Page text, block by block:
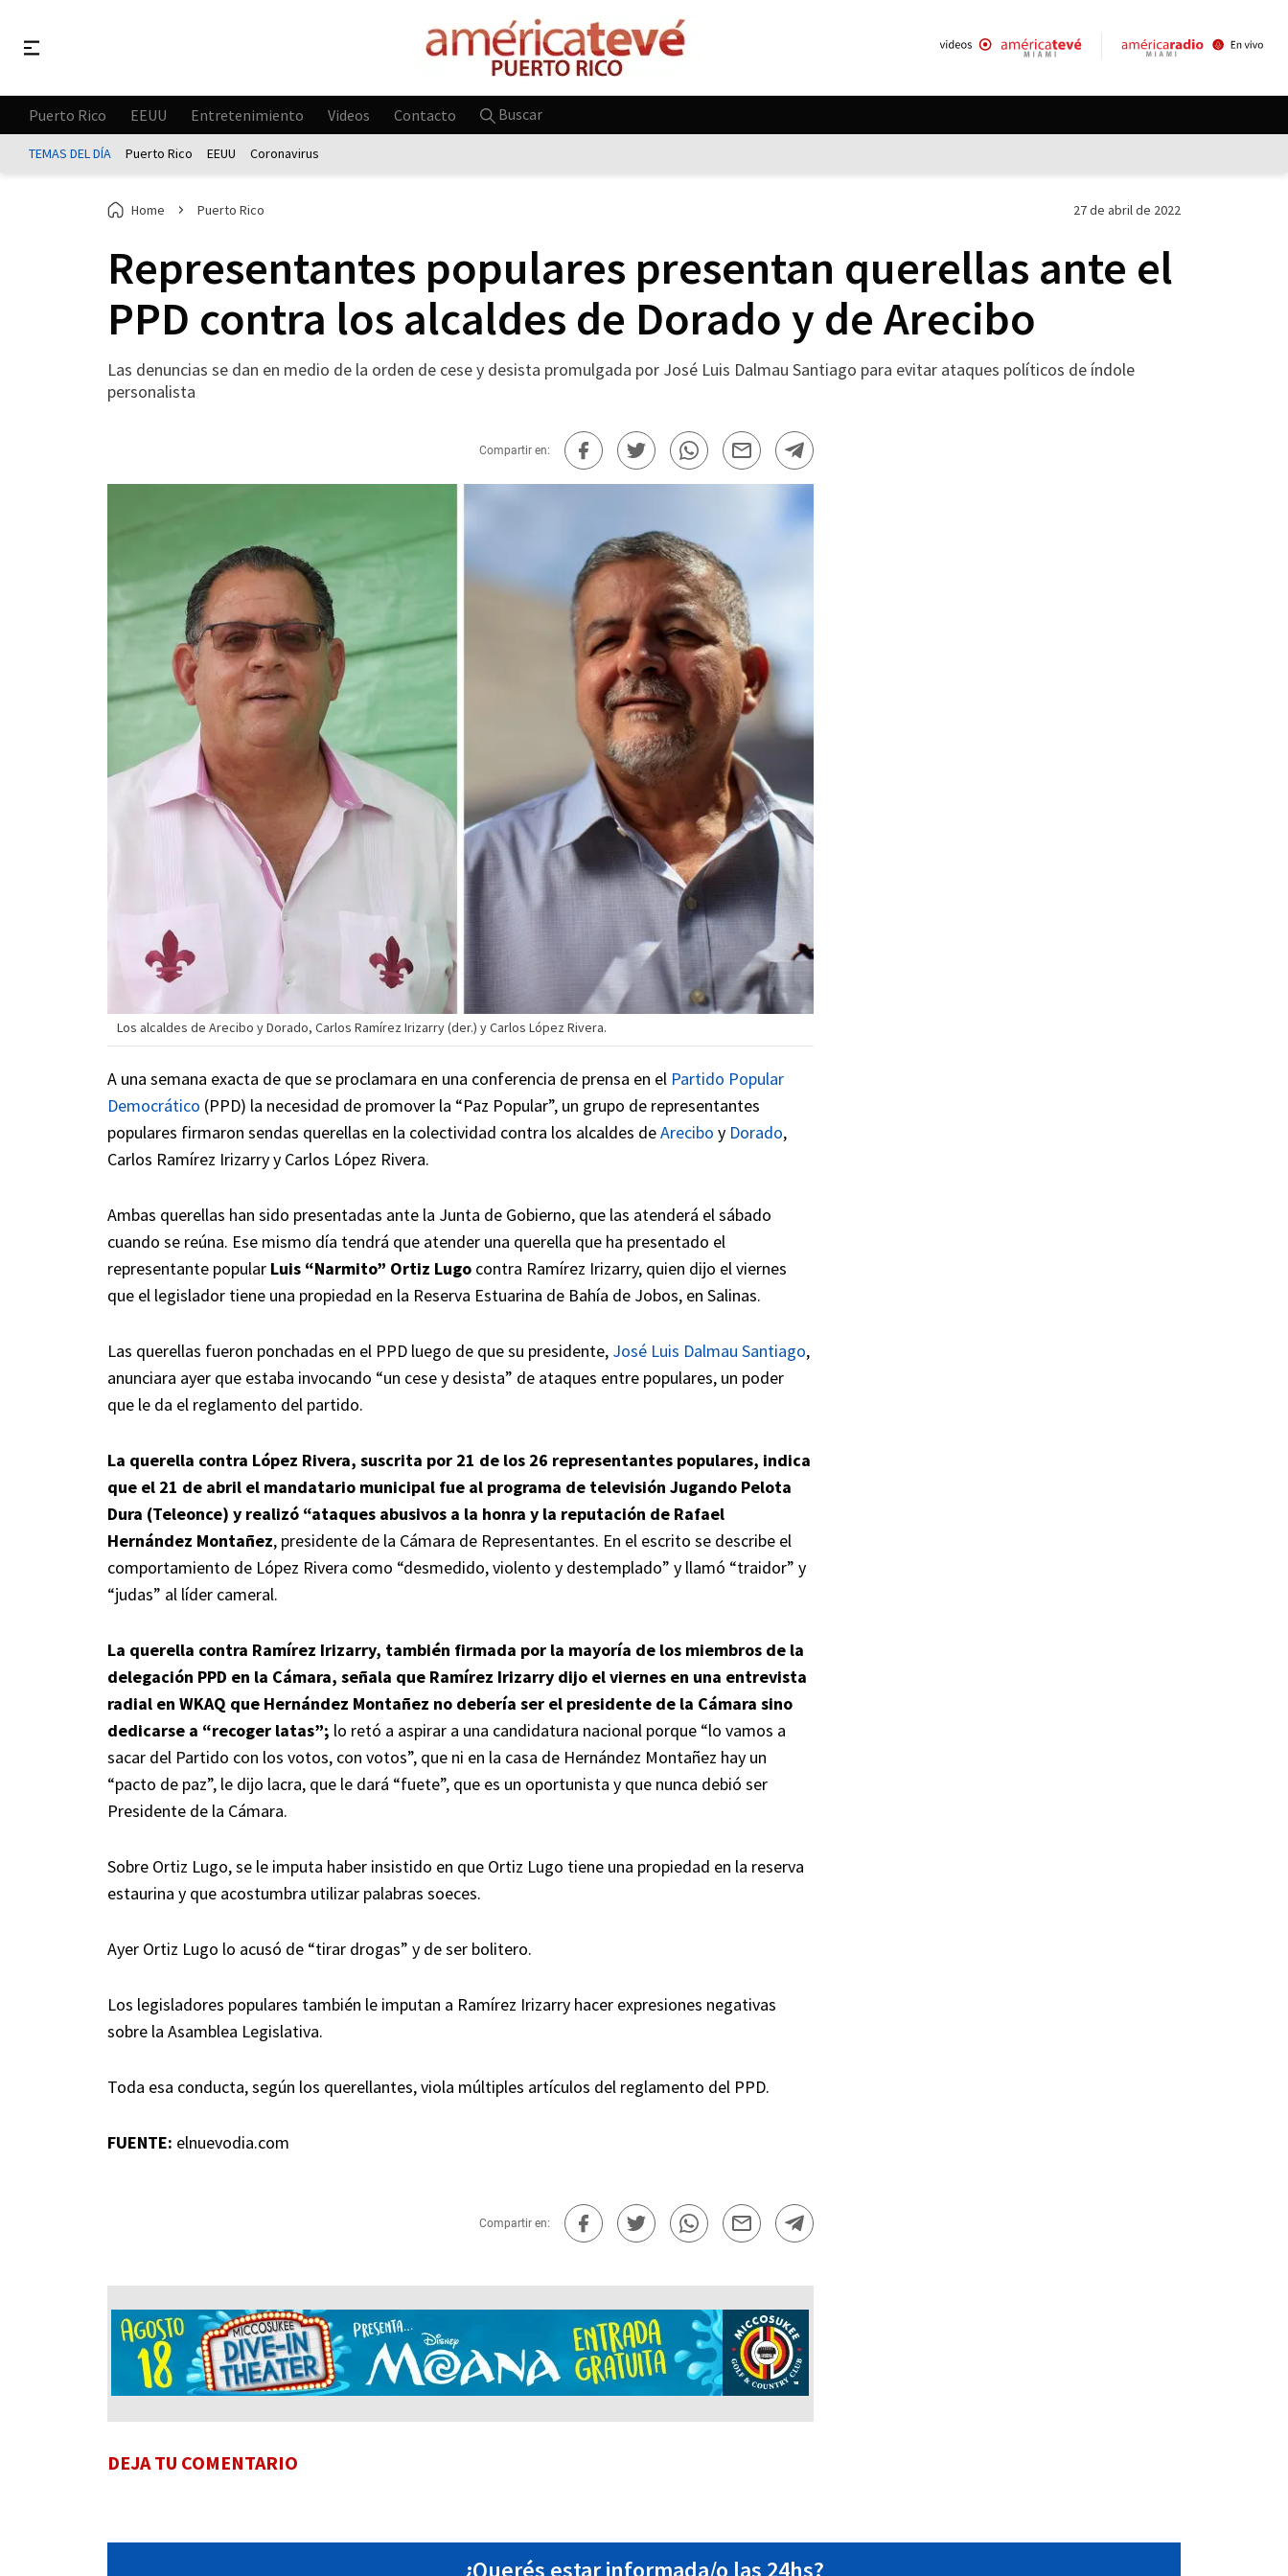
Puerto Rico EEUU Entretenimiento Videos Contacto Buscar
TEMAS DEL DÍA Puerto Rico EEUU Coronavirus
Home Puerto Rico 27 de abril de 2022
Representantes populares presentan querellas ante el
PPD contra los alcaldes de Dorado y de Arecibo
Las denuncias se dan en medio de la orden de cese y desista promulgada por José Luis Dalmau Santiago para evitar ataques políticos de índole
personalista
Compartir en:
Los alcaldes de Arecibo y Dorado, Carlos Ramírez Irizarry (der.) y Carlos López Rivera.
A una semana exacta de que se proclamara en una conferencia de prensa en el Partido Popular
Democrático (PPD) la necesidad de promover la “Paz Popular”, un grupo de representantes
populares firmaron sendas querellas en la colectividad contra los alcaldes deArecibo y Dorado,
Carlos Ramírez Irizarry y Carlos López Rivera.
Ambas querellas han sido presentadas ante la Junta de Gobierno, que las atenderá el sábado
cuando se reúna. Ese mismo día tendrá que atender una querella que ha presentado el
representante popular Luis “Narmito” Ortiz Lugo contra Ramírez Irizarry, quien dijo el viernes
que el legislador tiene una propiedad en la Reserva Estuarina de Bahía de Jobos, en Salinas.
Las querellas fueron ponchadas en el PPD luego de que su presidente, José Luis Dalmau Santiago,
anunciara ayer que estaba invocando “un cese y desista” de ataques entre populares, un poder
que le da el reglamento del partido.
La querella contra López Rivera, suscrita por 21 de los 26 representantes populares, indica
que el 21 de abril el mandatario municipal fue al programa de televisión Jugando Pelota
Dura (Teleonce) y realizó “ataques abusivos a la honra y la reputación de Rafael
Hernández Montañez, presidente de la Cámara de Representantes. En el escrito se describe el
comportamiento de López Rivera como “desmedido, violento y destemplado” y llamó “traidor” y
“judas” al líder cameral.
La querella contra Ramírez Irizarry, también firmada por la mayoría de los miembros de la
delegación PPD en la Cámara, señala que Ramírez Irizarry dijo el viernes en una entrevista
radial en WKAQ que Hernández Montañez no debería ser el presidente de la Cámara sino
dedicarse a “recoger latas”; lo retó a aspirar a una candidatura nacional porque “lo vamos a
sacar del Partido con los votos, con votos”, que ni en la casa de Hernández Montañez hay un
“pacto de paz”, le dijo lacra, que le dará “fuete”, que es un oportunista y que nunca debió ser
Presidente de la Cámara.
Sobre Ortiz Lugo, se le imputa haber insistido en que Ortiz Lugo tiene una propiedad en la reserva
estaurina y que acostumbra utilizar palabras soeces.
Ayer Ortiz Lugo lo acusó de “tirar drogas” y de ser bolitero.
Los legisladores populares también le imputan a Ramírez Irizarry hacer expresiones negativas
sobre la Asamblea Legislativa.
Toda esa conducta, según los querellantes, viola múltiples artículos del reglamento del PPD.
FUENTE: elnuevodia.com
Compartir en:
DEJA TU COMENTARIO
¿Querés estar informada/o las 24hs?